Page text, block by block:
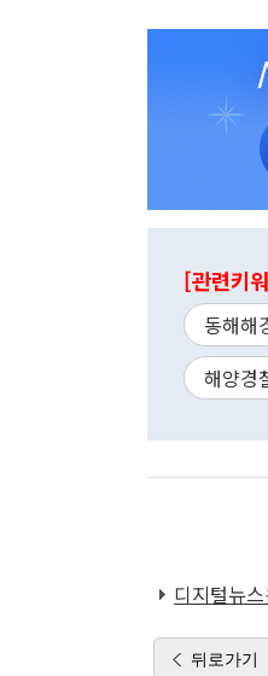
[관련키
동해해
해양경
디지털뉴
뒤로가기